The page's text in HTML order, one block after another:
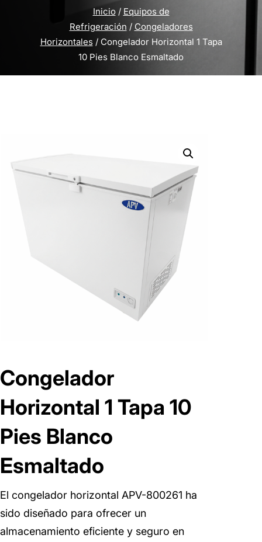
Inicio/ Equipos de
Refrigeración / Congeladores
Horizontales / Congelador Horizontal 1 Tapa
10 Pies Blanco Esmaltado
Congelador
Horizontal 1 Tapa 10
Pies Blanco
Esmaltado
El congelador horizontal APV-800261 ha
sido diseñado para ofrecer un
almacenamiento eficiente y seguro en